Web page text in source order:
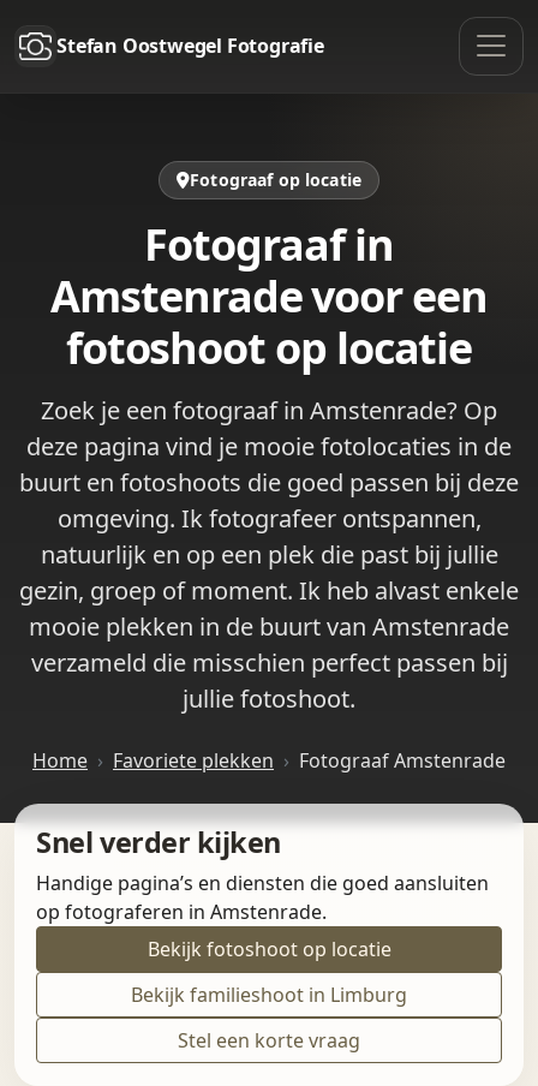
Stefan Oostwegel Fotografie
Fotograaf op locatie
Fotograaf in
Amstenrade voor een
fotoshoot op locatie
Zoek je een fotograaf in Amstenrade? Op
deze pagina vind je mooie fotolocaties in de
buurt en fotoshoots die goed passen bij deze
omgeving. Ik fotografeer ontspannen,
natuurlijk en op een plek die past bij jullie
gezin, groep of moment. Ik heb alvast enkele
mooie plekken in de buurt van Amstenrade
verzameld die misschien perfect passen bij
jullie fotoshoot.
Home Favoriete plekken Fotograaf Amstenrade
Snel verder kijken
Handige pagina’s en diensten die goed aansluiten
op fotograferen in Amstenrade.
Bekijk fotoshoot op locatie
Bekijk familieshoot in Limburg
Stel een korte vraag